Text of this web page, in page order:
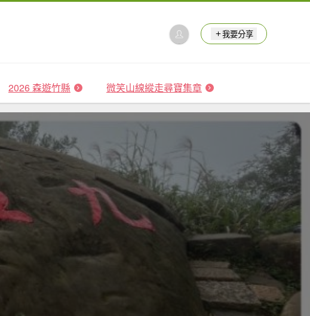
我要分享
2026 森遊竹縣 微笑山線縱走尋寶集章